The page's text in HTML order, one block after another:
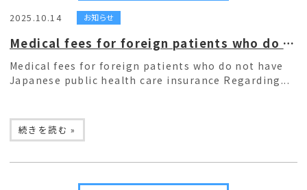
2025.10.14 お知らせ
Medical fees for foreign patients who do not have Japanese public health care insurance 健康保険証をお持ちでない外国人患者様の医療費について
Medical fees for foreign patients who do not have
Japanese public health care insurance Regarding...
続きを読む »